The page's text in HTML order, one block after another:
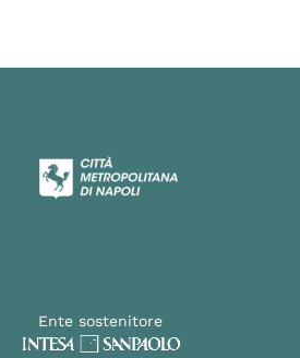
Ente sostenitore